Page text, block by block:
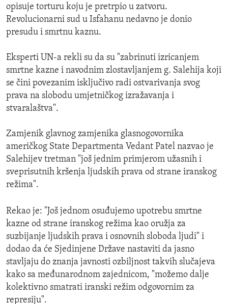
opisuje torturu koju je pretrpio u zatvoru.
Revolucionarni sud u Isfahanu nedavno je donio
presudu i smrtnu kaznu.
Eksperti UN-a rekli su da su "zabrinuti izricanjem
smrtne kazne i navodnim zlostavljanjem g. Salehija koji
se čini povezanim isključivo radi ostvarivanja svog
prava na slobodu umjetničkog izražavanja i
stvaralaštva".
Zamjenik glavnog zamjenika glasnogovornika
američkog State Departmenta Vedant Patel nazvao je
Salehijev tretman "još jednim primjerom užasnih i
sveprisutnih kršenja ljudskih prava od strane iranskog
režima".
Rekao je: "Još jednom osuđujemo upotrebu smrtne
kazne od strane iranskog režima kao oružja za
suzbijanje ljudskih prava i osnovnih sloboda ljudi" i
dodao da će Sjedinjene Države nastaviti da jasno
stavljaju do znanja javnosti ozbiljnost takvih slučajeva
kako sa međunarodnom zajednicom, "možemo dalje
kolektivno smatrati iranski režim odgovornim za
represiju".